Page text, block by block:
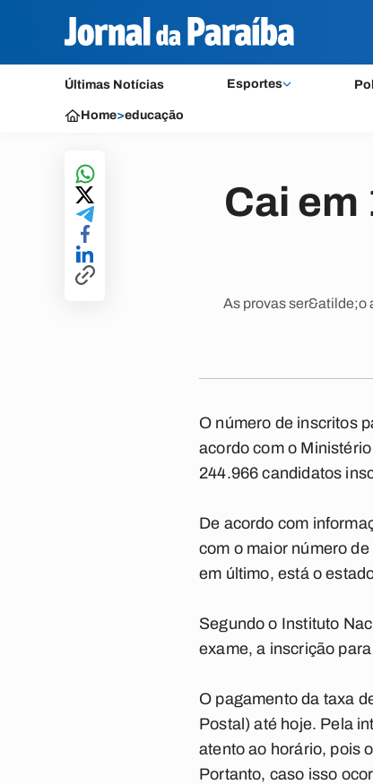
Últimas Notícias Esportes
Home>educação
Cai
As provas ser&atilde;o
O número de inscritos
acordo com o
244.966 candidatos
De acordo com
com o maior número
em último, está o
Segundo o Instituto
exame, a inscrição
O pagamento da taxa
Postal) até hoje. Pela
atento ao horário, pois
Portanto, caso isso